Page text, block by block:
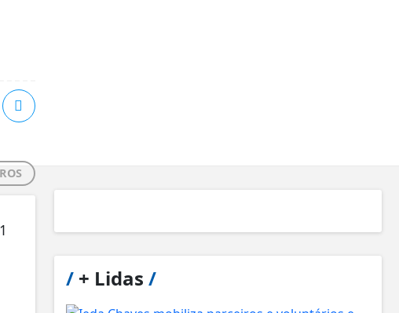
/+ Lidas /